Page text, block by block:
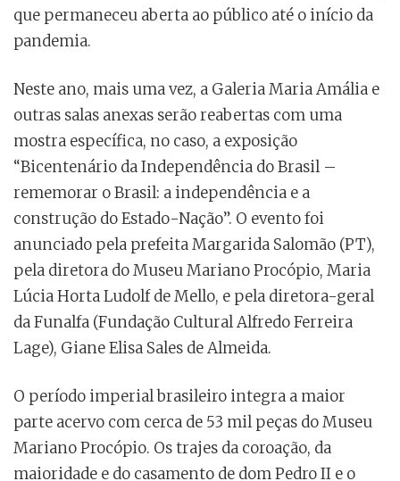
que permaneceu aberta ao público até o início da
pandemia.
Neste ano, mais uma vez, a Galeria Maria Amália e
outras salas anexas serão reabertas com uma
mostra específica, no caso, a exposição
“Bicentenário da Independência do Brasil –
rememorar o Brasil: a independência e a
construção do Estado-Nação”. O evento foi
anunciado pela prefeita Margarida Salomão (PT),
pela diretora do Museu Mariano Procópio, Maria
Lúcia Horta Ludolf de Mello, e pela diretora-geral
da Funalfa (Fundação Cultural Alfredo Ferreira
Lage), Giane Elisa Sales de Almeida.
O período imperial brasileiro integra a maior
parte acervo com cerca de 53 mil peças do Museu
Mariano Procópio. Os trajes da coroação, da
maioridade e do casamento de dom Pedro II e o